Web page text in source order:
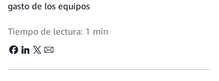
gasto de los equipos
Tiempo de lectura: 1 min